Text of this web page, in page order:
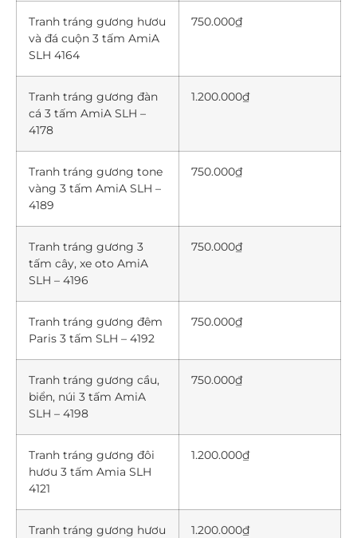
Tranh tráng gương hươu
và đá cuộn 3 tấm AmiA
SLH 4164
750.000₫
Tranh tráng gương đàn
cá 3 tấm AmiA SLH –
4178
1.200.000₫
Tranh tráng gương tone
vàng 3 tấm AmiA SLH –
4189
750.000₫
Tranh tráng gương 3
tấm cây, xe oto AmiA
SLH – 4196
750.000₫
Tranh tráng gương đêm
Paris 3 tấm SLH – 4192
750.000₫
Tranh tráng gương cầu,
biển, núi 3 tấm AmiA
SLH – 4198
750.000₫
Tranh tráng gương đôi
hươu 3 tấm Amia SLH
4121
1.200.000₫
Tranh tráng gương hươu
1.200.000₫